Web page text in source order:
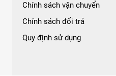
Chính sách vận chuyển
Chính sách đổi trả
Quy định sử dụng